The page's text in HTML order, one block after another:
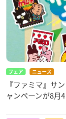
フェア ニュース
『ファミマ』サ
ャンペーンが8月